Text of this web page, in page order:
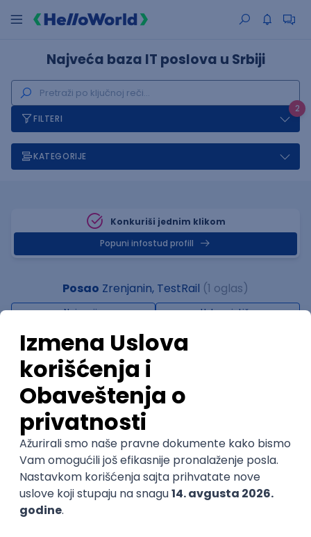
Najveća baza IT poslova u Srbiji
2
FILTERI
KATEGORIJE
Konkuriši jednim klikom
Popuni infostud profill
Posao Zrenjanin, TestRail (1 oglas)
Najnovije Uskoro ističe
QA Engineer (Voice Agents)
Bamboo Works
Rad od kuće
12.09.2026.
Jira QA TestRail Intermediate @
POSLOVI NA MAIL
KATEGORIJA
TEHNOLOGIJA
POSLODAVAC
GRAD